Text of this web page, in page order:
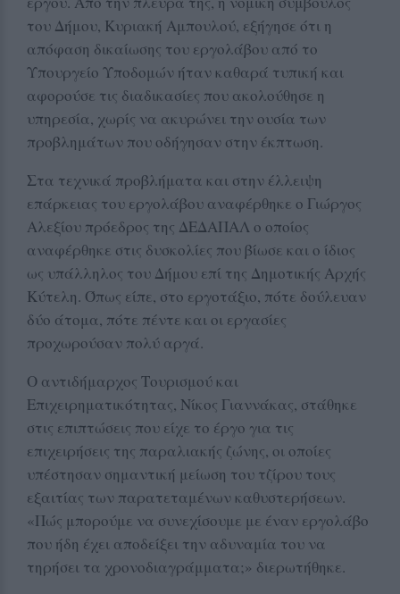
του Δήμου, Κυριακή Αμπουλού, εξήγησε ότι η
απόφαση δικαίωσης του εργολάβου από το
Υπουργείο Υποδομών ήταν καθαρά τυπική και
αφορούσε τις διαδικασίες που ακολούθησε η
υπηρεσία, χωρίς να ακυρώνει την ουσία των
προβλημάτων που οδήγησαν στην έκπτωση.
Στα τεχνικά προβλήματα και στην έλλειψη
επάρκειας του εργολάβου αναφέρθηκε ο Γιώργος
Αλεξίου πρόεδρος της ΔΕΔΑΠΑΛ ο οποίος
αναφέρθηκε στις δυσκολίες που βίωσε και ο ίδιος
ως υπάλληλος του Δήμου επί της Δημοτικής Αρχής
Κύτελη. Όπως είπε, στο εργοτάξιο, πότε δούλευαν
δύο άτομα, πότε πέντε και οι εργασίες
προχωρούσαν πολύ αργά.
Ο αντιδήμαρχος Τουρισμού και
Επιχειρηματικότητας, Νίκος Γιαννάκας, στάθηκε
στις επιπτώσεις που είχε το έργο για τις
επιχειρήσεις της παραλιακής ζώνης, οι οποίες
υπέστησαν σημαντική μείωση του τζίρου τους
εξαιτίας των παρατεταμένων καθυστερήσεων.
«Πώς μπορούμε να συνεχίσουμε με έναν εργολάβο
που ήδη έχει αποδείξει την αδυναμία του να
τηρήσει τα χρονοδιαγράμματα;» διερωτήθηκε.